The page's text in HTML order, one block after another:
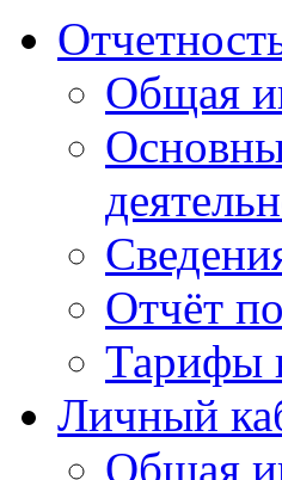
Общая
Отчёт
Тарифы
Личный
Общая